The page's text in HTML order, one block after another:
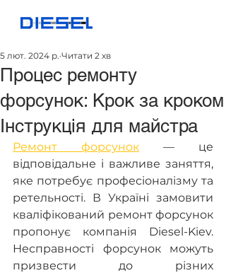
Процес ремонту
форсунок: Крок за кроком
Інструкція для майстра
5 лют. 2024 р. Читати 2 хв
Ремонт форсунок — це
відповідальне і важливе заняття,
яке потребує професіоналізму та
ретельності. В Україні замовити
кваліфікований ремонт форсунок
пропонує компанія Diesel-Kiev.
Несправності форсунок можуть
призвести до різних